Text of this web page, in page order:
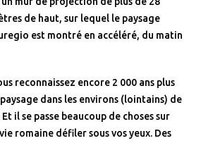
de haut, sur lequel le paysage
est montré en accéléré, du matin
reconnaissez encore 2 000 ans plus
dans les environs (lointains) de
il se passe beaucoup de choses sur
romaine défiler sous vos yeux. Des